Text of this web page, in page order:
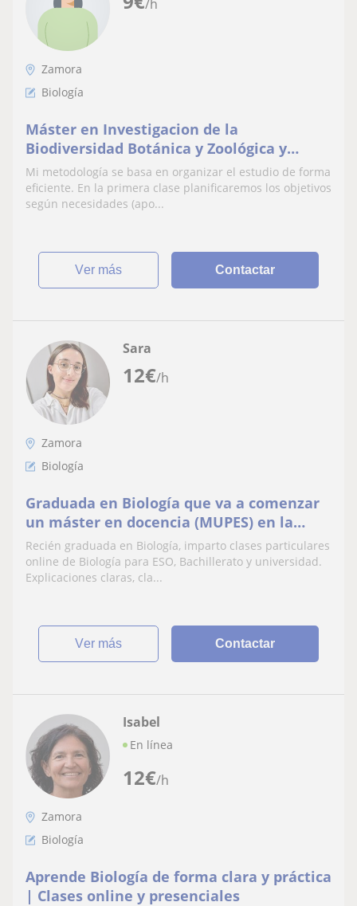
/h
Zamora
Biología
Máster en Investigacion de la
Biodiversidad Botánica y Zoológica y
graduada en Ciencias Ambientales con
certificación en Docencia
Mi metodología se basa en organizar el estudio de forma
eficiente. En la primera clase planificaremos los objetivos
según necesidades (apo...
ver más Contactar
12€/h
Sara
Zamora
Biología
Graduada en Biología que va a comenzar
un máster en docencia (MUPES) en la
USAL
Recién graduada en Biología, imparto clases particulares
online de Biología para ESO, Bachillerato y universidad.
Explicaciones claras, cla...
ver más Contactar
12€/h
Isabel
En línea
Zamora
Biología
Aprende Biología de forma clara y práctica
| Clases online y presenciales